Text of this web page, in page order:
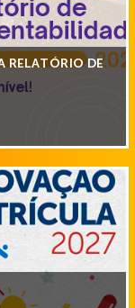
RELATÓRIO DE